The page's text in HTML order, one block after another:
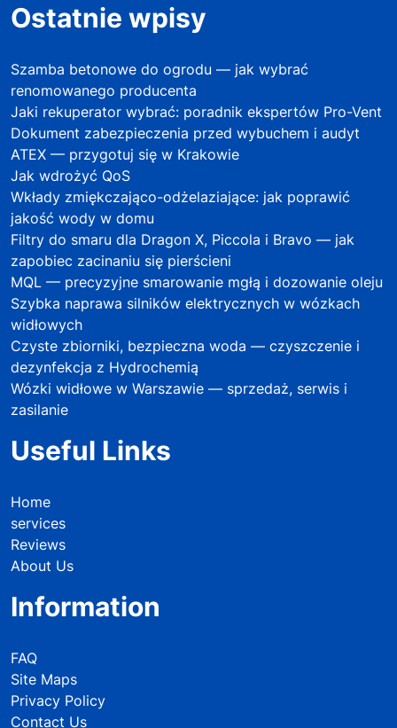
Ostatnie wpisy
Szamba betonowe do ogrodu — jak wybrać
renomowanego producenta
Jaki rekuperator wybrać: poradnik ekspertów Pro-Vent
Dokument zabezpieczenia przed wybuchem i audyt
ATEX — przygotuj się w Krakowie
Jak wdrożyć QoS
Wkłady zmiękczająco-odżelaziające: jak poprawić
jakość wody w domu
Filtry do smaru dla Dragon X, Piccola i Bravo — jak
zapobiec zacinaniu się pierścieni
MQL — precyzyjne smarowanie mgłą i dozowanie oleju
Szybka naprawa silników elektrycznych w wózkach
widłowych
Czyste zbiorniki, bezpieczna woda — czyszczenie i
dezynfekcja z Hydrochemią
Wózki widłowe w Warszawie — sprzedaż, serwis i
zasilanie
Useful Links
Home
services
Reviews
About Us
Information
FAQ
Site Maps
Privacy Policy
Contact Us